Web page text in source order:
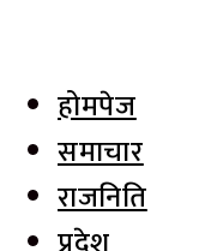
होमपेज
समाचार
राजनिति